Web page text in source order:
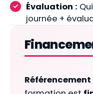
Évaluation :
journée +
Référencement